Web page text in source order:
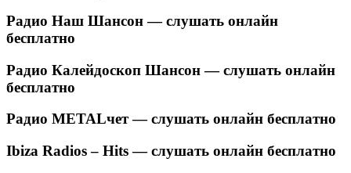
Радио Наш Шансон — слушать онлайн
бесплатно
Радио Калейдоскоп Шансон — слушать онлайн
бесплатно
Радио METALчет — слушать онлайн бесплатно
Ibiza Radios – Hits — слушать онлайн бесплатно